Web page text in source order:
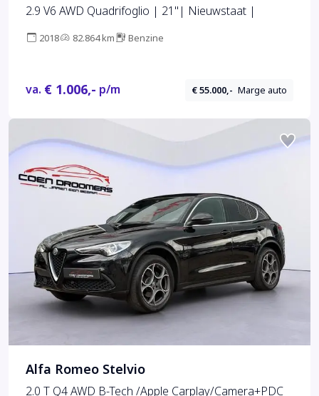
2.9 V6 AWD Quadrifoglio | 21"| Nieuwstaat |
2018 82.864 km Benzine
va. € 1.006,- p/m € 55.000,- Marge auto
Alfa Romeo Stelvio
2.0 T Q4 AWD B-Tech /Apple Carplay/Camera+PDC